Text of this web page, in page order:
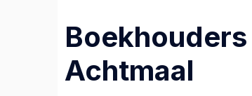
Achtmaal